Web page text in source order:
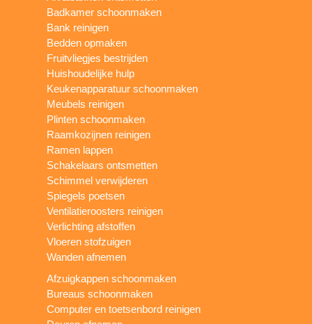
Badkamer schoonmaken
Bank reinigen
Bedden opmaken
Fruitvliegjes bestrijden
Huishoudelijke hulp
Keukenapparatuur schoonmaken
Meubels reinigen
Plinten schoonmaken
Raamkozijnen reinigen
Ramen lappen
Schakelaars ontsmetten
Schimmel verwijderen
Spiegels poetsen
Ventilatieroosters reinigen
Verlichting afstoffen
Vloeren stofzuigen
Wanden afnemen
Afzuigkappen schoonmaken
Bureaus schoonmaken
Computer en toetsenbord reinigen